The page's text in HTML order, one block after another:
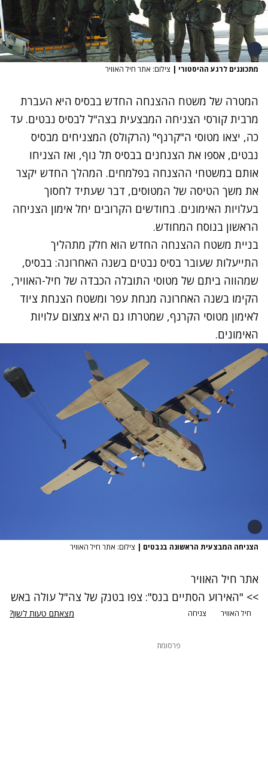
מתכוננים לרגע ההיסטורי | צילום: אתר חיל האוויר
המטרה של משטח ההצנחה החדש בבסיס היא העברת
מרבית קורסי הצניחה המבצעית בצה"ל לבסיס נבטים. עד
כה, יצאו מטוסי ה"קרנף" (הרקולס) המצניחים מבסיס
נבטים, אספו את הצנחנים בבסיס תל נוף, ואז הצניחו
אותם במשטחי ההצנחה בפלמחים. המהלך החדש יקצר
את משך הטיסה של המטוסים, דבר שעתיד לחסוך
בעלויות האימונים. בחודשים הקרובים יחל אימון הצניחה
הראשון בנוסח המחודש.
בניית משטח ההצנחה החדש הוא חלק מתהליך
התייעלות שעובר בסיס נבטים בשנה האחרונה: בבסיס,
שמהווה ביתם של מטוסי התובלה הכבדה של חיל-האוויר,
הקימו בשנה האחרונה מנחת עפר ומשטח הצנחת ציוד
לאימון מטוסי הקרנף, שמטרתו גם היא צמצום עלויות
האימונים.
הצניחה המבצעית הראשונה בנבטים | צילום: אתר חיל האוויר
אתר חיל האוויר
>> "האירוע הסתיים בנס": צפו בטנק של צה"ל עולה באש
חיל האוויר צניחה מצאתם טעות לשון?
פרסומת